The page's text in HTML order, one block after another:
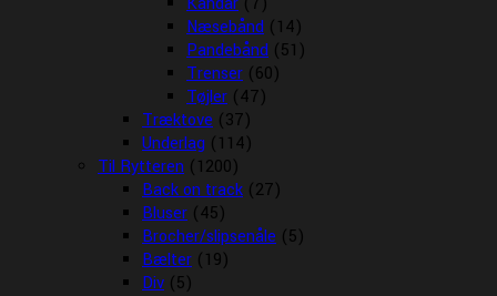
Næsebånd (14)
Pandebånd (51)
Trenser (60)
Tøjler (47)
Træktove (37)
Underlag (114)
Til Rytteren (1200)
Back on track (27)
Bluser (45)
Brocher/slipsenåle (5)
Bælter (19)
Div (5)